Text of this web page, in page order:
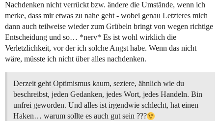
Nachdenken nicht verrückt bzw. ändere die Umstände, wenn ich
merke, dass mir etwas zu nahe geht - wobei genau Letzteres mich
dann auch teilweise wieder zum Grübeln bringt von wegen richtige
Entscheidung und so… *nerv* Es ist wohl wirklich die
Verletzlichkeit, vor der ich solche Angst habe. Wenn das nicht
wäre, müsste ich nicht über alles nachdenken.
Derzeit geht Optimismus kaum, seziere, ähnlich wie du
beschreibst, jeden Gedanken, jedes Wort, jedes Handeln. Bin
unfrei geworden. Und alles ist irgendwie schlecht, hat einen
Haken… warum sollte es auch gut sein ???